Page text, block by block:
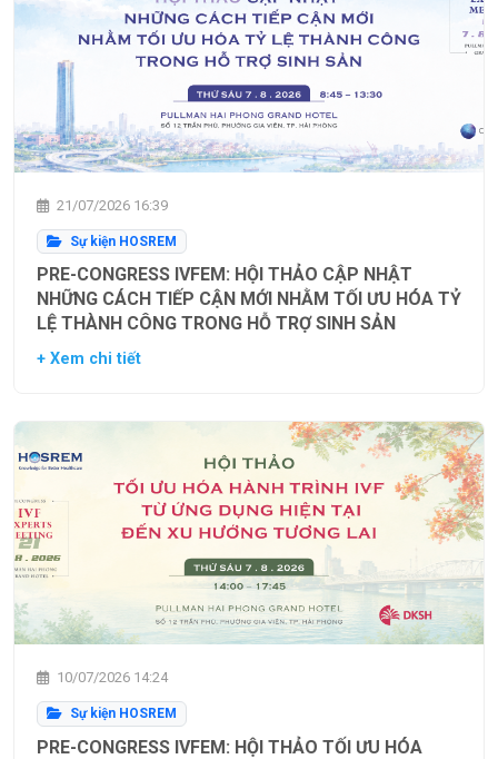
21/07/2026 16:39
Sự kiện HOSREM
PRE-CONGRESS IVFEM: HỘI THẢO CẬP NHẬT
NHỮNG CÁCH TIẾP CẬN MỚI NHẰM TỐI ƯU HÓA TỶ
LỆ THÀNH CÔNG TRONG HỖ TRỢ SINH SẢN
+ Xem chi tiết
10/07/2026 14:24
Sự kiện HOSREM
PRE-CONGRESS IVFEM: HỘI THẢO TỐI ƯU HÓA